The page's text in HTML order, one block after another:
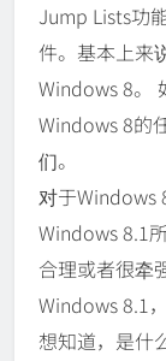
Jump Lists功
件。基本上来
Windows 8。
Windows 8的
们。
对于Windows
Windows 8.1
合理或者很牵
Windows 8.1
想知道，是什